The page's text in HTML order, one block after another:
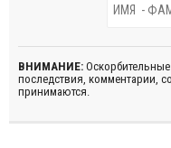
ВНИМАНИЕ:
последствия, комментарии,
принимаются.